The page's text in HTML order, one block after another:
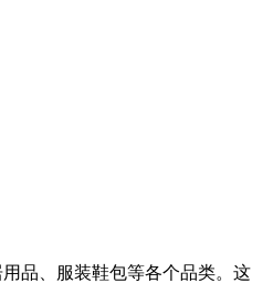
品、服装鞋包等各个品类。这